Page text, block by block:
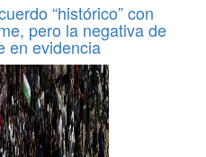
“histórico” con
pero la negativa de
en evidencia